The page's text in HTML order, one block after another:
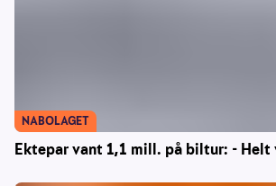
Ektepar vant 1,1 mill. på biltur: -
NABOLAGET